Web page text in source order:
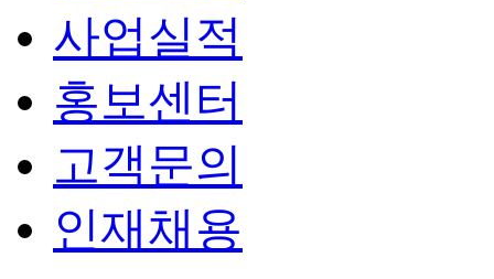
사업실적
홍보센터
고객문의
인재채용